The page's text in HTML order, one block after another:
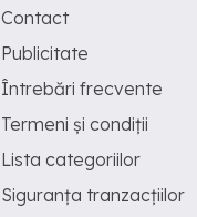
Contact
Publicitate
Întrebări frecvente
Termeni și condiții
Lista categoriilor
Siguranța tranzacțiilor